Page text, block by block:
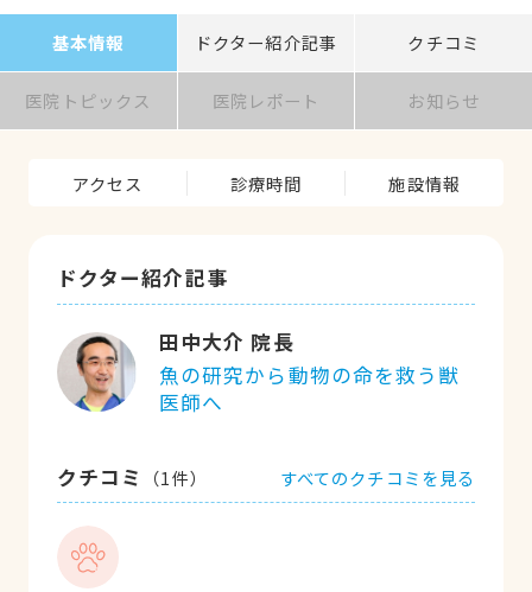
基本情報 ドクター紹介記事 クチコミ
医院トピックス 医院レポート お知らせ
アクセス 診療時間 施設情報
ドクター紹介記事
田中大介 院長
魚の研究から動物の命を救う獣
医師へ
クチコミ （1件） すべてのクチコミを見る